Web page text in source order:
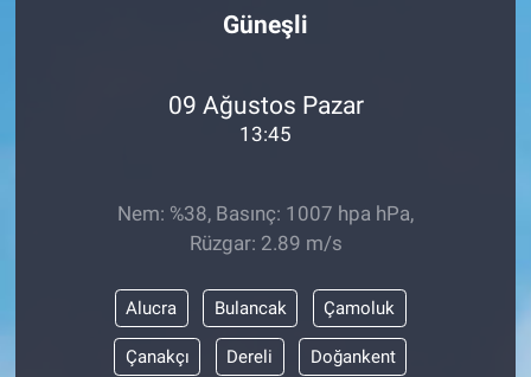
Güneşli
09 Ağustos Pazar
13:45
Nem: %38, Basınç: 1007 hpa hPa,
Rüzgar: 2.89 m/s
Alucra Bulancak Çamoluk
Çanakçı Dereli Doğankent